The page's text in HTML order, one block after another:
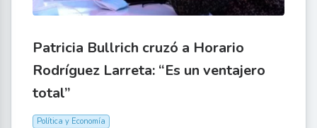
Patricia Bullrich cruzó a Horario
Rodríguez Larreta: “Es un ventajero
total”
Política y Economía